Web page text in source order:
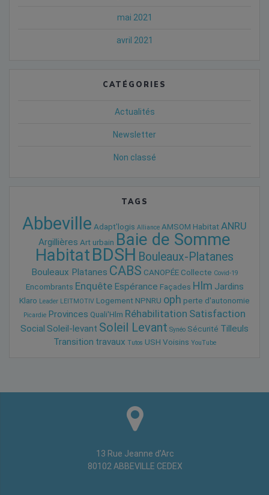
mai 2021
avril 2021
CATÉGORIES
Actualités
Newsletter
Non classé
TAGS
Abbeville Adapt'logis Alliance AMSOM Habitat ANRU
Argillières Art urbain Baie de Somme
HabitatBDSH Bouleaux-Platanes
Bouleaux Platanes CABS CANOPÉE Collecte Covid-19
Encombrants Enquête Espérance Façades Hlm Jardins
Klaro Leader LEITMOTIV Logement NPNRU oph perte d'autonomie
Picardie Provinces Quali'Hlm Réhabilitation Satisfaction
Social Soleil-levant Soleil Levant Synéo Sécurité Tilleuls
Transition travaux Tutos USH Voisins YouTube
13 Rue Jeanne d’Arc
80102 ABBEVILLE CEDEX